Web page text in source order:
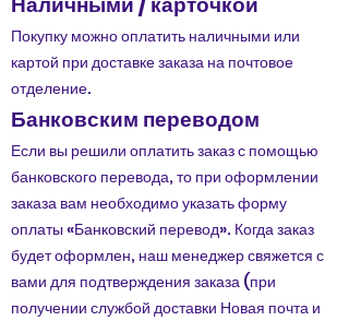
Покупку можно оплатить наличными или
картой при доставке заказа на почтовое
отделение.
Банковским переводом
Если вы решили оплатить заказ с помощью
банковского перевода, то при оформлении
заказа вам необходимо указать форму
оплаты «Банковский перевод». Когда заказ
будет оформлен, наш менеджер свяжется с
вами для подтверждения заказа (при
получении службой доставки Новая почта и